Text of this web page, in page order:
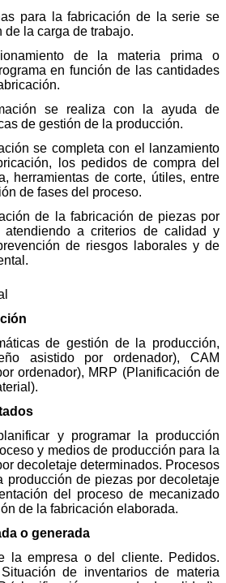
para la fabricación de la serie se
la carga de trabajo.
de la materia prima o
en función de las cantidades
se realiza con la ayuda de
de gestión de la producción.
se completa con el lanzamiento
los pedidos de compra del
herramientas de corte, útiles, entre
de fases del proceso.
de la fabricación de piezas por
atendiendo a criterios de calidad y
de riesgos laborales y de
de gestión de la producción,
asistido por ordenador), CAM
ordenador), MRP (Planificación de
y programar la producción
y medios de producción para la
decoletaje determinados. Procesos
producción de piezas por decoletaje
del proceso de mecanizado
de la fabricación elaborada.
o generada
la empresa o del cliente. Pedidos.
de inventarios de materia